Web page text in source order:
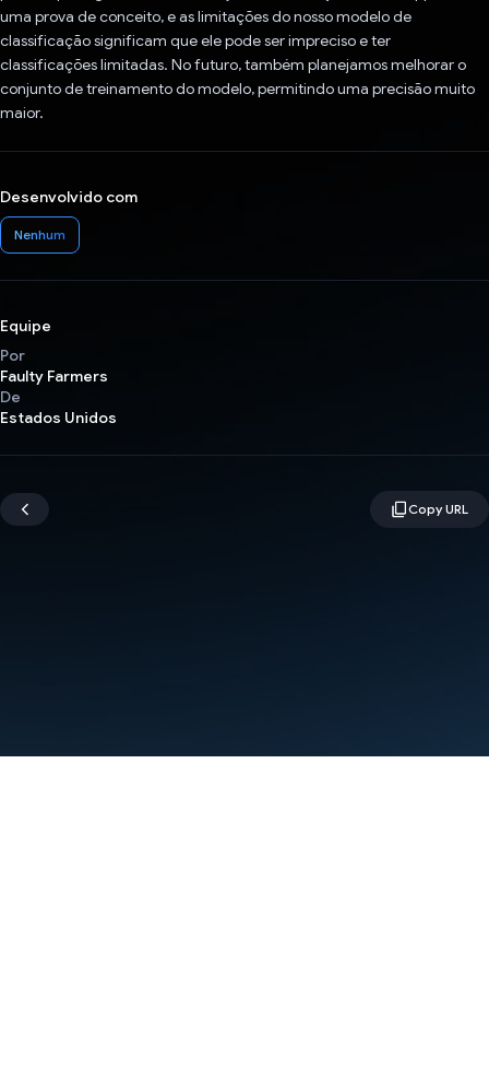
uma prova de conceito, e as limitações do nosso modelo de
classificação significam que ele pode ser impreciso e ter
classificações limitadas. No futuro, também planejamos melhorar o
conjunto de treinamento do modelo, permitindo uma precisão muito
maior.
Desenvolvido com
Nenhum
Equipe
Por
Faulty Farmers
De
Estados Unidos